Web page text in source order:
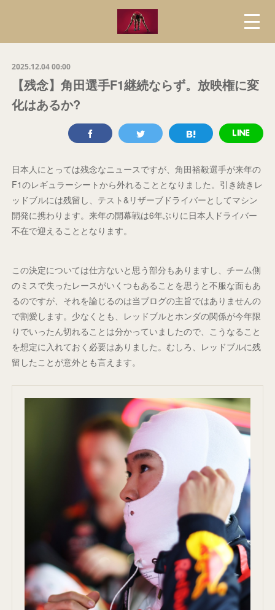
2025.12.04 00:00
【残念】角田選手F1継続ならず。放映権に変
化はあるか?
日本人にとっては残念なニュースですが、角田裕毅選手が来年の
F1のレギュラーシートから外れることとなりました。引き続きレ
ッドブルには残留し、テスト&リザーブドライバーとしてマシン
開発に携わります。来年の開幕戦は6年ぶりに日本人ドライバー
不在で迎えることとなります。
この決定については仕方ないと思う部分もありますし、チーム側
のミスで失ったレースがいくつもあることを思うと不服な面もあ
るのですが、それを論じるのは当ブログの主旨ではありませんの
で割愛します。少なくとも、レッドブルとホンダの関係が今年限
りでいったん切れることは分かっていましたので、こうなること
を想定に入れておく必要はありました。むしろ、レッドブルに残
留したことが意外とも言えます。